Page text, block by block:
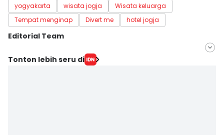
yogyakarta wisata jogja
Wisata keluarga
Tempat menginap
Divert me hotel jogja
Editorial Team
Editor
Tonton lebih seru di